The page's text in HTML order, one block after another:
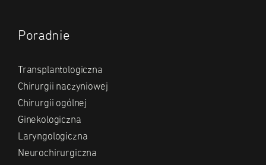
Poradnie
Transplantologiczna
Chirurgii naczyniowej
Chirurgii ogólnej
Ginekologiczna
Laryngologiczna
Neurochirurgiczna